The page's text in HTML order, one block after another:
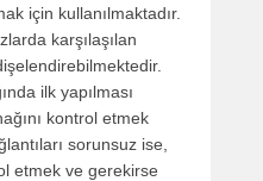
için kullanılmaktadır.
karşılaşılan
ilk yapılması
kontrol etmek
sorunsuz ise,
etmek ve gerekirse